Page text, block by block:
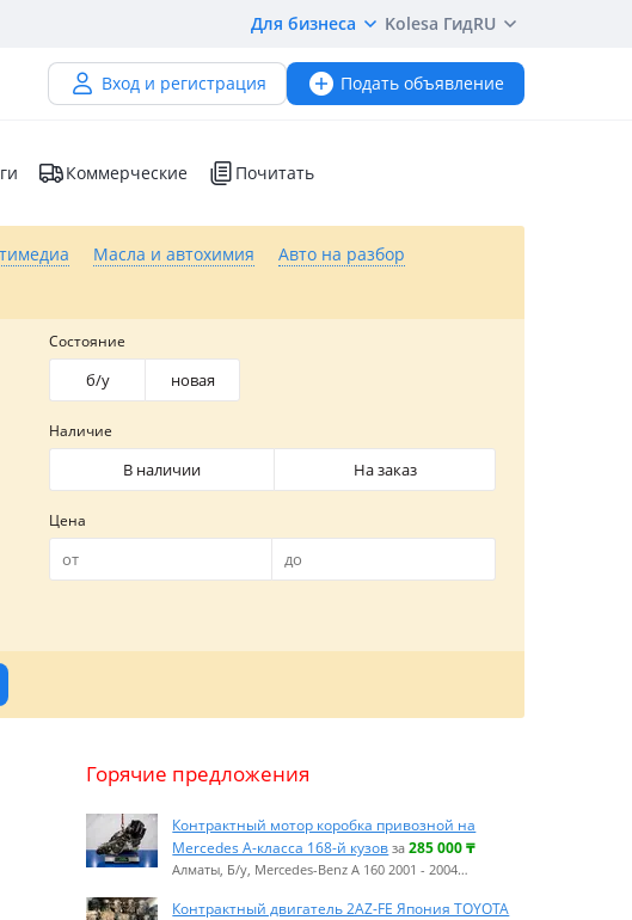
Для бизнеса Kolesa ГидRU
Вход и регистрация Подать объявление
Коммерческие Почитать
Масла и автохимия
Авто на разбор
Состояние
б/y новая
Наличие
В наличии На заказ
Цена
Горячие предложения
Контрактный мотор коробка привозной на
Mercedes А-класса 168-й кузов за285 000₸
Алматы, Б/у, Mercedes-Benz A 160 2001 - 2004…
Контрактный двигатель 2AZ-FE Япония TOYOTA